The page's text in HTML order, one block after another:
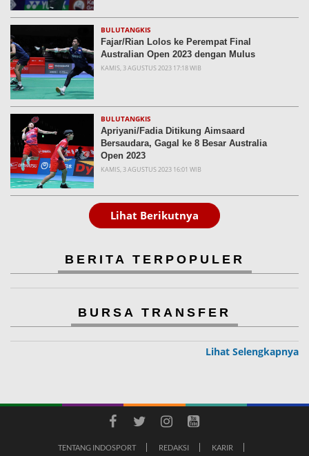
BULUTANGKIS
Fajar/Rian Lolos ke Perempat Final
Australian Open 2023 dengan Mulus
KAMIS, 3 AGUSTUS 2023 17:18 WIB
BULUTANGKIS
Apriyani/Fadia Ditikung Aimsaard
Bersaudara, Gagal ke 8 Besar Australia
Open 2023
KAMIS, 3 AGUSTUS 2023 16:01 WIB
Lihat Berikutnya
BERITA TERPOPULER
BURSA TRANSFER
Lihat Selengkapnya
TENTANG INDOSPORT REDAKSI KARIR